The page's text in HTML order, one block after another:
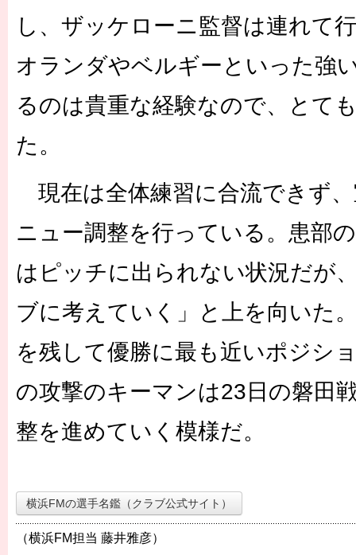
し、ザッケローニ監督は連れて
オランダやベルギーといった強
るのは貴重な経験なので、とて
た。
現在は全体練習に合流できず
ニュー調整を行っている。患部
はピッチに出られない状況だが
ブに考えていく」と上を向いた
を残して優勝に最も近いポジシ
の攻撃のキーマンは23日の磐田
整を進めていく模様だ。
横浜FMの選手名鑑（クラブ公式サイト）
（横浜FM担当 藤井雅彦）